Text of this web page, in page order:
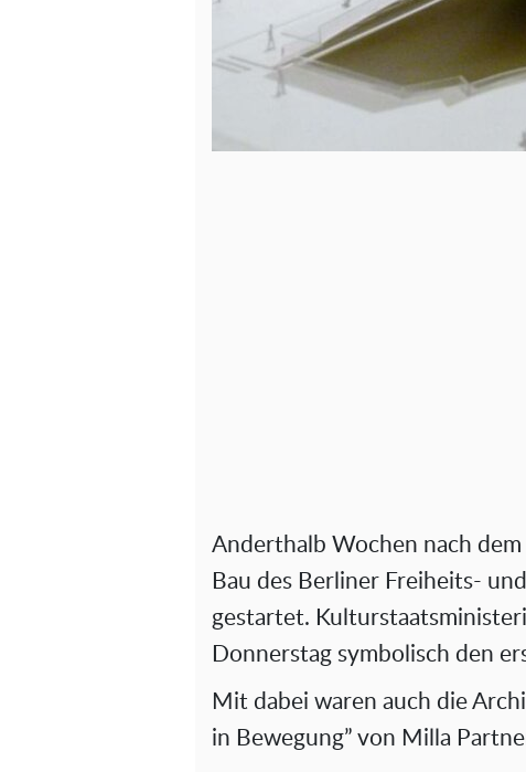
Anderthalb Wochen nach
Bau des Berliner Freiheits-
gestartet.
Donnerstag symbolisch den
Mit dabei waren auch die
in Bewegung” von Milla